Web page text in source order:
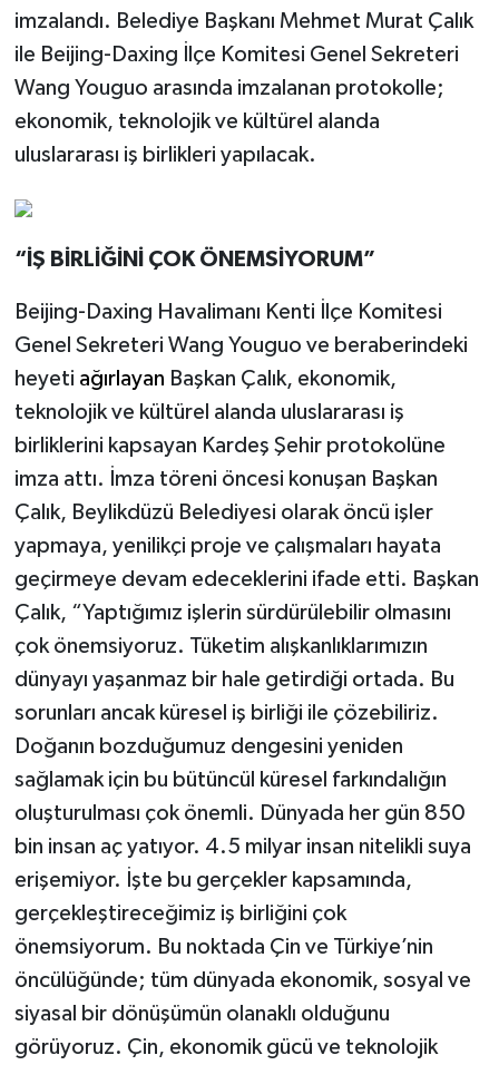
imzalandı. Belediye Başkanı Mehmet Murat Çalık
ile Beijing-Daxing İlçe Komitesi Genel Sekreteri
Wang Youguo arasında imzalanan protokolle;
ekonomik, teknolojik ve kültürel alanda
uluslararası iş birlikleri yapılacak.
“İŞ BİRLİĞİNİ ÇOK ÖNEMSİYORUM”
Beijing-Daxing Havalimanı Kenti İlçe Komitesi
Genel Sekreteri Wang Youguo ve beraberindeki
heyeti ağırlayan Başkan Çalık, ekonomik,
teknolojik ve kültürel alanda uluslararası iş
birliklerini kapsayan Kardeş Şehir protokolüne
imza attı. İmza töreni öncesi konuşan Başkan
Çalık, Beylikdüzü Belediyesi olarak öncü işler
yapmaya, yenilikçi proje ve çalışmaları hayata
geçirmeye devam edeceklerini ifade etti. Başkan
Çalık, “Yaptığımız işlerin sürdürülebilir olmasını
çok önemsiyoruz. Tüketim alışkanlıklarımızın
dünyayı yaşanmaz bir hale getirdiği ortada. Bu
sorunları ancak küresel iş birliği ile çözebiliriz.
Doğanın bozduğumuz dengesini yeniden
sağlamak için bu bütüncül küresel farkındalığın
oluşturulması çok önemli. Dünyada her gün 850
bin insan aç yatıyor. 4.5 milyar insan nitelikli suya
erişemiyor. İşte bu gerçekler kapsamında,
gerçekleştireceğimiz iş birliğini çok
önemsiyorum. Bu noktada Çin ve Türkiye’nin
öncülüğünde; tüm dünyada ekonomik, sosyal ve
siyasal bir dönüşümün olanaklı olduğunu
görüyoruz. Çin, ekonomik gücü ve teknolojik